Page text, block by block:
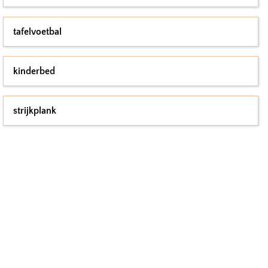
tafelvoetbal
kinderbed
strijkplank